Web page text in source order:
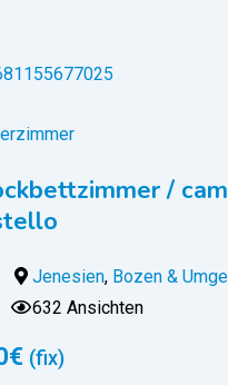
/
Jenesien, Bozen &
632 Ansichten
€ (fix)